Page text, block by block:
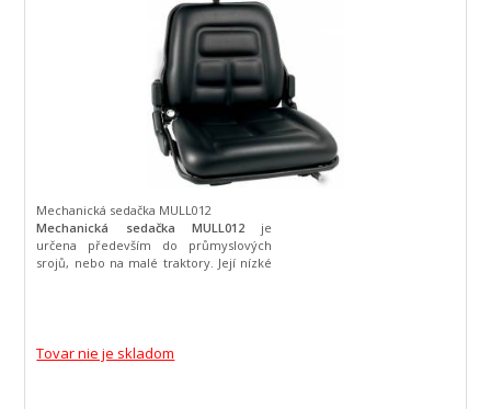
Tovar nie je skladom
Mechanická sedačka MULL012
Mechanická sedačka MULL012 je
určena především do průmyslových
srojů, nebo na malé traktory. Její nízké
mechanickým odpružením o výšce 50